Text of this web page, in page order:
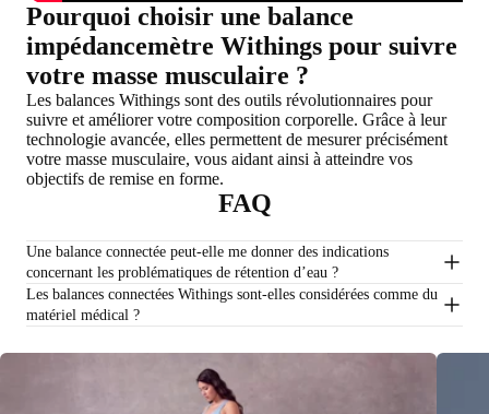
Pourquoi choisir une balance
impédancemètre Withings pour suivre
votre masse musculaire ?
Les balances Withings sont des outils révolutionnaires pour
suivre et améliorer votre composition corporelle. Grâce à leur
technologie avancée, elles permettent de mesurer précisément
votre masse musculaire, vous aidant ainsi à atteindre vos
objectifs de remise en forme.
FAQ
Une balance connectée peut-elle me donner des indications
concernant les problématiques de rétention d’eau ?
Les balances connectées Withings sont-elles considérées comme du
matériel médical ?